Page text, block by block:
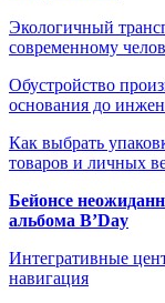
Экологичный
современному
Обустройство
основания до
Как выбрать
товаров и личных
Бейонсе
альбома B’Day
Интегративные
навигация